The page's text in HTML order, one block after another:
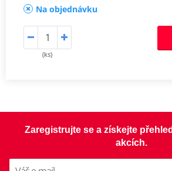
Na objednávku
(ks)
Zaregistrujte se a získejte
akcích.